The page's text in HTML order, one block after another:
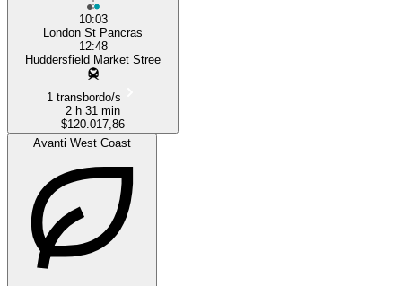
10:03
London St Pancras
12:48
Huddersfield Market Stree
1 transbordo/s
2 h 31 min
$120.017,86
Avanti West Coast